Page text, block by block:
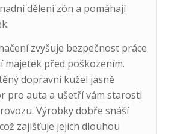
dělení zón a pomáhají
zvyšuje bezpečnost práce
majetek před poškozením.
dopravní kužel jasně
pro auta a ušetří vám starosti
Výrobky dobře snáší
zajišťuje jejich dlouhou